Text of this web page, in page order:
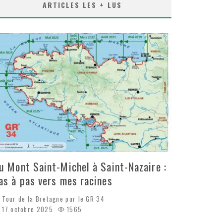
ARTICLES LES + LUS
Mont Saint-Michel à Saint-Nazaire :
à pas vers mes racines
Tour de la Bretagne par le GR 34
17 octobre 2025
1565